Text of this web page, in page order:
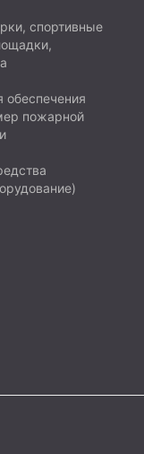
спортивные
пожарной